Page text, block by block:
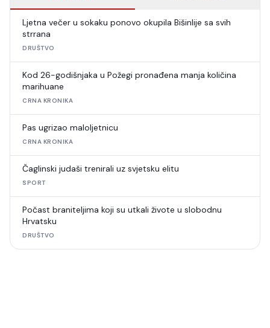
Ljetna večer u sokaku ponovo okupila Bišinlije sa svih
strrana
DRUŠTVO
Kod 26-godišnjaka u Požegi pronađena manja količina
marihuane
CRNA KRONIKA
Pas ugrizao maloljetnicu
CRNA KRONIKA
Čaglinski judaši trenirali uz svjetsku elitu
SPORT
Počast braniteljima koji su utkali živote u slobodnu
Hrvatsku
DRUŠTVO